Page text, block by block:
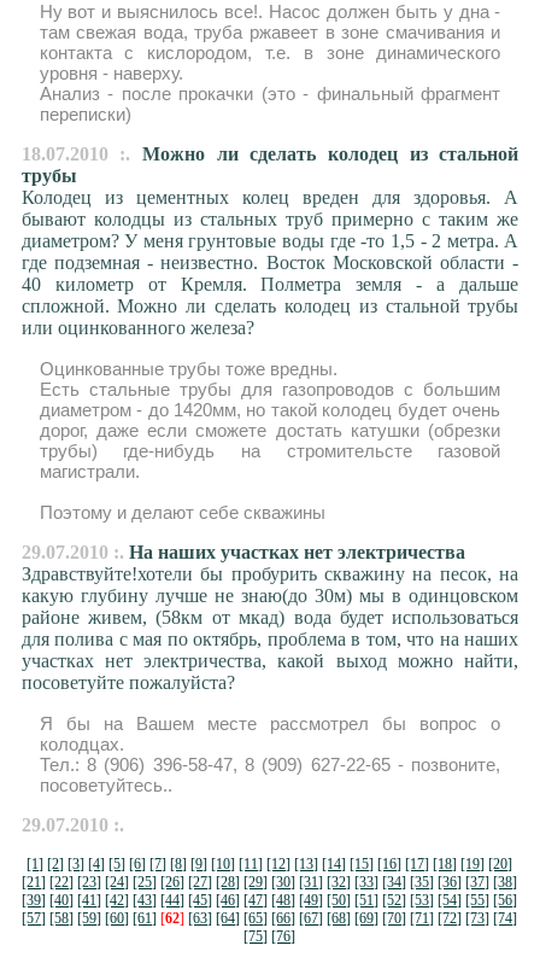
Ну вот и выяснилось все!. Насос должен быть у дна -
там свежая вода, труба ржавеет в зоне смачивания и
контакта с кислородом, т.е. в зоне динамического
уровня - наверху.
Анализ - после прокачки (это - финальный фрагмент
переписки)
18.07.2010 :. Можно ли сделать колодец из стальной
трубы
Колодец из цементных колец вреден для здоровья. А
бывают колодцы из стальных труб примерно с таким же
диаметром? У меня грунтовые воды где -то 1,5 - 2 метра. А
где подземная - неизвестно. Восток Московской области -
40 километр от Кремля. Полметра земля - а дальше
спложной. Можно ли сделать колодец из стальной трубы
или оцинкованного железа?
Оцинкованные трубы тоже вредны.
Есть стальные трубы для газопроводов с большим
диаметром - до 1420мм, но такой колодец будет очень
дорог, даже если сможете достать катушки (обрезки
трубы) где-нибудь на стромительсте газовой
магистрали.
Поэтому и делают себе скважины
29.07.2010 :. На наших участках нет электричества
Здравствуйте!хотели бы пробурить скважину на песок, на
какую глубину лучше не знаю(до 30м) мы в одинцовском
районе живем, (58км от мкад) вода будет использоваться
для полива с мая по октябрь, проблема в том, что на наших
участках нет электричества, какой выход можно найти,
посоветуйте пожалуйста?
Я бы на Вашем месте рассмотрел бы вопрос о
колодцах.
Тел.: 8 (906) 396-58-47, 8 (909) 627-22-65 - позвоните,
посоветуйтесь..
29.07.2010 :.
[1] [2] [3] [4] [5] [6] [7] [8] [9] [10] [11] [12] [13] [14] [15] [16] [17] [18] [19] [20]
[21] [22] [23] [24] [25] [26] [27] [28] [29] [30] [31] [32] [33] [34] [35] [36] [37] [38]
[39] [40] [41] [42] [43] [44] [45] [46] [47] [48] [49] [50] [51] [52] [53] [54] [55] [56]
[57] [58] [59] [60] [61] [62] [63] [64] [65] [66] [67] [68] [69] [70] [71] [72] [73] [74]
[75] [76]